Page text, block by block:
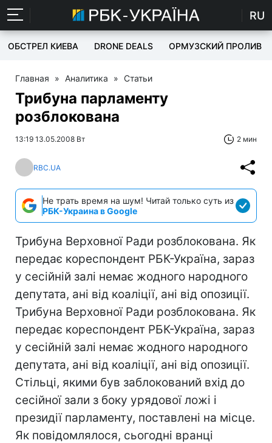
RU
ОБСТРЕЛ КИЕВА DRONE DEALS ОРМУЗСКИЙ ПРОЛИВ
Главная » Аналитика » Статьи
Трибуна парламенту
розблокована
13:19 13.05.2008 Вт 2 мин
RBC.UA
Не трать время на шум! Читай только суть из
РБК-Украина в Google
Трибуна Верховної Ради розблокована. Як
передає кореспондент РБК-Україна, зараз
у сесійній залі немає жодного народного
депутата, ані від коаліції, ані від опозиції.
Трибуна Верховної Ради розблокована. Як
передає кореспондент РБК-Україна, зараз
у сесійній залі немає жодного народного
депутата, ані від коаліції, ані від опозиції.
Стільці, якими був заблокований вхід до
сесійної зали з боку урядової ложі і
президії парламенту, поставлені на місце.
Як повідомлялося, сьогодні вранці